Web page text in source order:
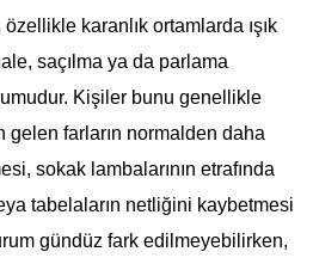
özellikle karanlık ortamlarda ışık
saçılma ya da parlama
Kişiler bunu genellikle
gelen farların normalden daha
sokak lambalarının etrafında
tabelaların netliğini kaybetmesi
gündüz fark edilmeyebilirken,